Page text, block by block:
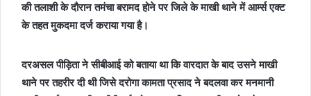
की तलाशी के दौरान तमंचा बरामद होने पर जिले के माखी थाने में आर्म्स एक्ट
के तहत मुकदमा दर्ज कराया गया है।
दरअसल पीड़िता ने सीबीआई को बताया था कि वारदात के बाद उसने माखी
थाने पर तहरीर दी थी जिसे दरोगा कामता प्रसाद ने बदलवा कर मनमानी